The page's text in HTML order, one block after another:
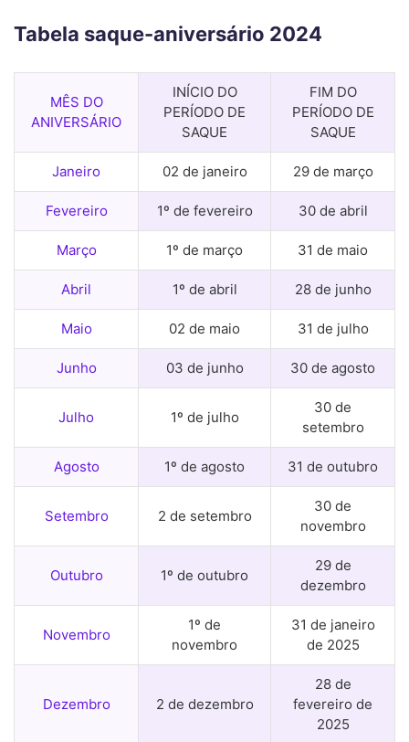
Tabela saque-aniversário 2024
MÊS DO
ANIVERSÁRIO
INÍCIO DO
PERÍODO DE
SAQUE
FIM DO
PERÍODO DE
SAQUE
Janeiro 02 de janeiro 29 de março
Fevereiro 1º de fevereiro 30 de abril
Março 1º de março 31 de maio
Abril 1º de abril 28 de junho
Maio 02 de maio 31 de julho
Junho 03 de junho 30 de agosto
Julho 1º de julho
30 de
setembro
Agosto 1º de agosto 31 de outubro
Setembro 2 de setembro
30 de
novembro
Outubro 1º de outubro
29 de
dezembro
Novembro
1º de
novembro
31 de janeiro
de 2025
Dezembro 2 de dezembro
28 de
fevereiro de
2025